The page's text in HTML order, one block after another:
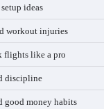
ideas
workout injuries
flights like a pro
discipline
good money habits